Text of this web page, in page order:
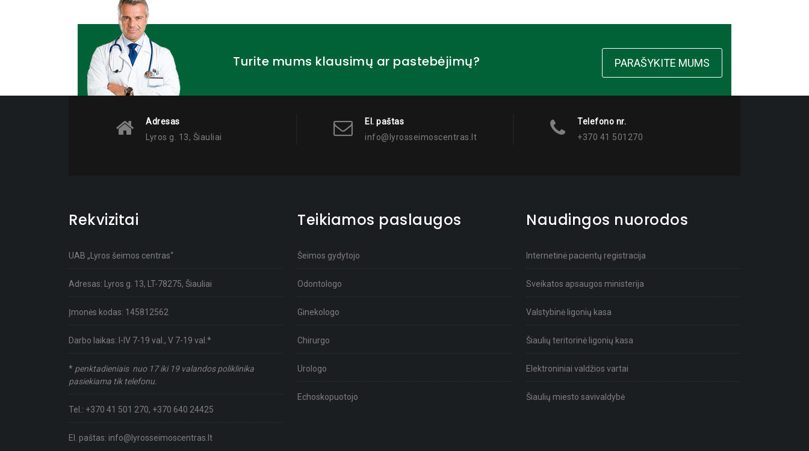
Turite mums klausimų ar pastebėjimų? PARAŠYKITE MUMS
Adresas
Lyros g. 13, Šiauliai
El. paštas
info@lyrosseimoscentras.lt
Telefono nr.
+370 41 501270
Rekvizitai
UAB „Lyros šeimos centras“
Adresas: Lyros g. 13, LT-78275, Šiauliai
Įmonės kodas: 145812562
Darbo laikas: I-IV 7-19 val., V 7-19 val.*
* penktadieniais nuo 17 iki 19 valandos poliklinika
pasiekiama tik telefonu.
Tel.: +370 41 501 270, +370 640 24425
El. paštas: info@lyrosseimoscentras.lt
Teikiamos paslaugos
Šeimos gydytojo
Odontologo
Ginekologo
Chirurgo
Urologo
Echoskopuotojo
Naudingos nuorodos
Internetinė pacientų registracija
Sveikatos apsaugos ministerija
Valstybinė ligonių kasa
Šiaulių teritorinė ligonių kasa
Elektroniniai valdžios vartai
Šiaulių miesto savivaldybė